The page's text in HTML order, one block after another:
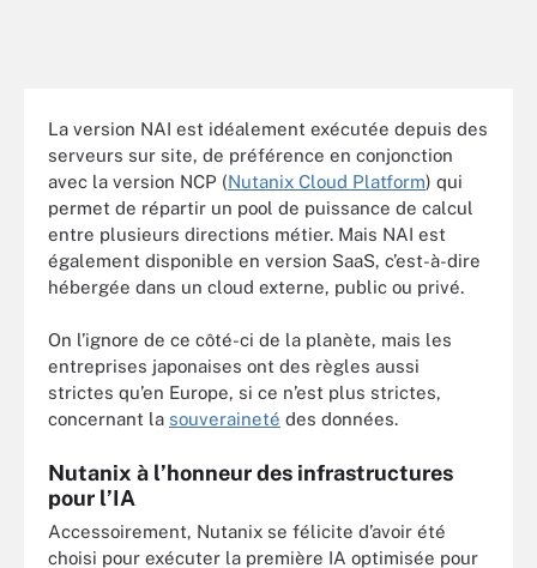
La version NAI est idéalement exécutée depuis des
serveurs sur site, de préférence en conjonction
avec la version NCP (Nutanix Cloud Platform) qui
permet de répartir un pool de puissance de calcul
entre plusieurs directions métier. Mais NAI est
également disponible en version SaaS, c’est-à-dire
hébergée dans un cloud externe, public ou privé.
On l’ignore de ce côté-ci de la planète, mais les
entreprises japonaises ont des règles aussi
strictes qu’en Europe, si ce n’est plus strictes,
concernant la souveraineté des données.
Nutanix à l’honneur des infrastructures
pour l’IA
Accessoirement, Nutanix se félicite d’avoir été
choisi pour exécuter la première IA optimisée pour